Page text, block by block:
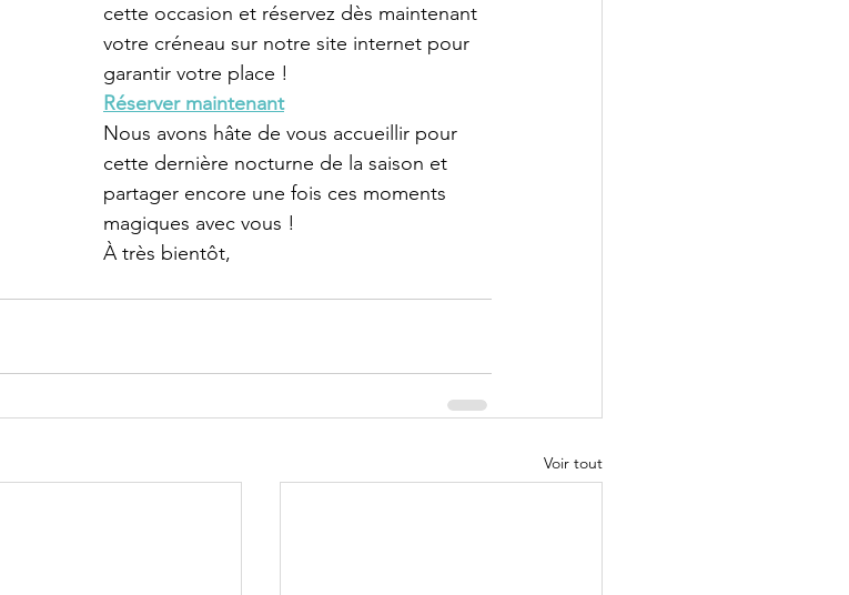
cette occasion et réservez dès maintenant
votre créneau sur notre site internet pour
garantir votre place !
Réserver maintenant
Nous avons hâte de vous accueillir pour
cette dernière nocturne de la saison et
partager encore une fois ces moments
magiques avec vous !
À très bientôt,
Voir tout